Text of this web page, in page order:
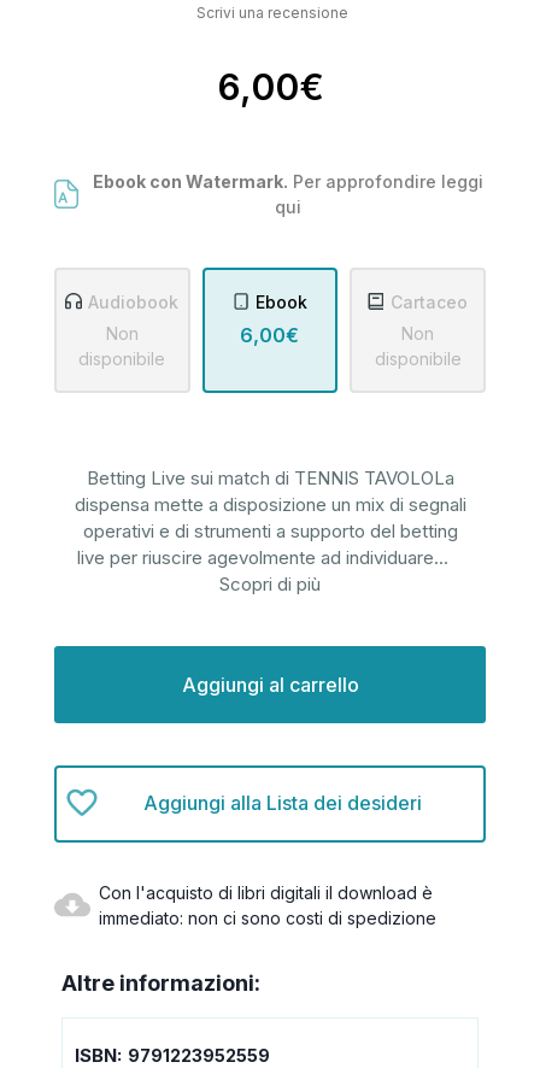
Scrivi una recensione
6,00€
Ebook con Watermark. Per approfondire leggi
qui
Audiobook
Non
disponibile
Ebook
6,00€
Cartaceo
Non
disponibile
Betting Live sui match di TENNIS TAVOLOLa
dispensa mette a disposizione un mix di segnali
operativi e di strumenti a supporto del betting
live per riuscire agevolmente ad individuare...
Scopri di più
Aggiungi alla Lista dei desideri
Con l'acquisto di libri digitali il download è
immediato: non ci sono costi di spedizione
Altre informazioni:
ISBN: 9791223952559